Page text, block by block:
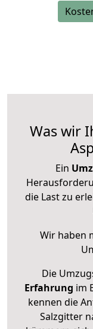
Was wir
Ein
die Last zu
Wir haben
Die
Erfahrung im
kennen die
Salzgitter